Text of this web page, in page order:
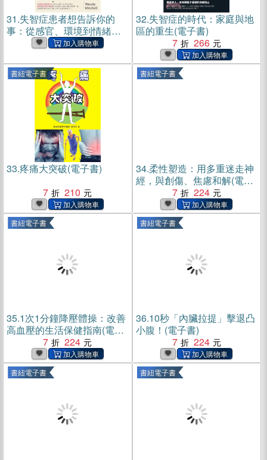
31.失智症患者想告訴你的
事：從感官、環境到情緒，
我與失智症共處的日常(電子
32.失智症的時代：家庭與地
區的重生(電子書)
7
266
書紐電子書
33.疼痛大突破(電子書)
7
210
書紐電子書
34.柔性塑造：用多重迷走神
經，與創傷、焦慮和解(電子
7 224
書紐電子書
35.1次1分鐘降壓體操：改善
高血壓的生活保健指南(電子
7 224
書紐電子書
36.10秒「內臟拉提」擊退凸
小腹！(電子書)
7
224
書紐電子書 書紐電子書